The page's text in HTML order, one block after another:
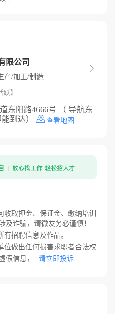
限公司
产/加工/制造

跃】
东阳路4666号 （ 导航东
到达）
查看地图
取押金、保证金、缴纳培训
及诈骗，请微友务必谨慎！
招聘信息及作品。
位做出任何损害求职者合法权
假信息，
请立即投诉